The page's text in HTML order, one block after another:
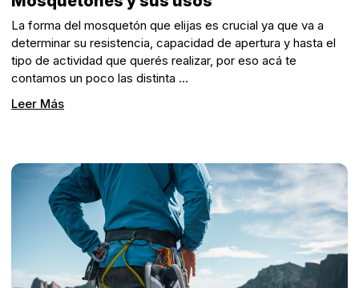
La forma del mosquetón que elijas es crucial ya que va a
determinar su resistencia, capacidad de apertura y hasta el
tipo de actividad que querés realizar, por eso acá te
contamos un poco las distinta …
Leer Más